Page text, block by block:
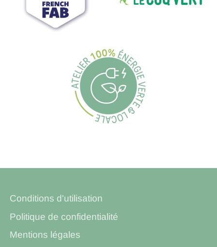
Conditions d'utilisation
Politique de confidentialité
Mentions légales